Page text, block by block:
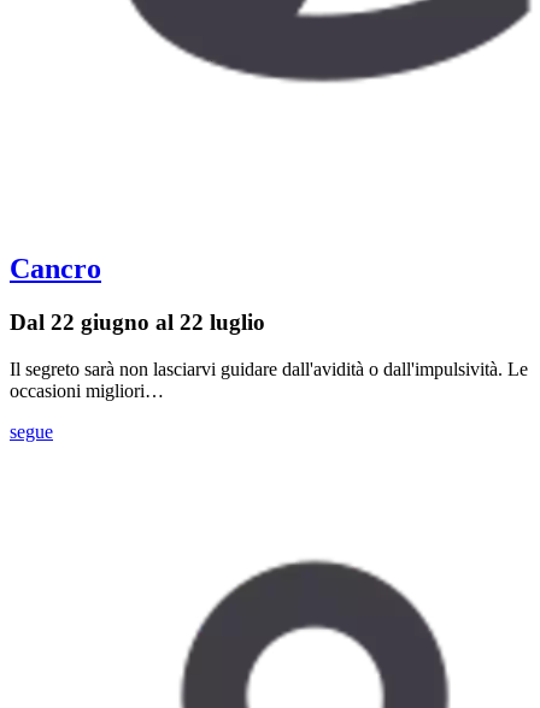
Cancro
Dal 22 giugno al 22 luglio
Il segreto sarà non lasciarvi guidare dall'avidità o dall'impulsività. Le
occasioni migliori…
segue